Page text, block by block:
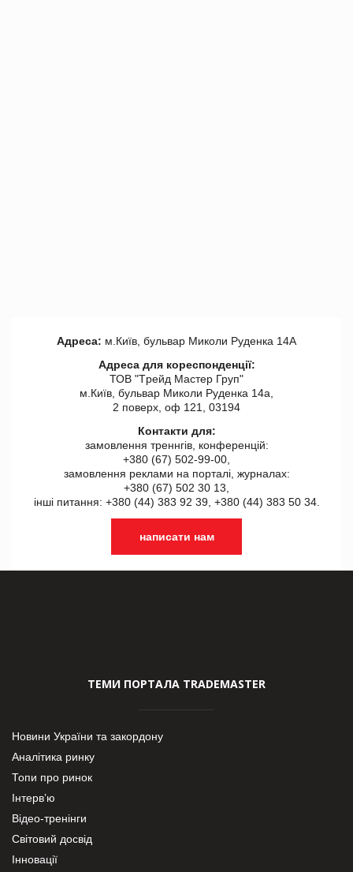
Адреса: м.Київ, бульвар Миколи Руденка 14А
Адреса для кореспонденції:
ТОВ "Tрейд Мастер Груп"
м.Київ, бульвар Миколи Руденка 14а,
2 поверх, оф 121, 03194
Контакти для:
замовлення треннгів, конференцій:
+380 (67) 502-99-00,
замовлення реклами на порталі, журналах:
+380 (67) 502 30 13,
інші питання: +380 (44) 383 92 39, +380 (44) 383 50 34.
написати нам
ТЕМИ ПОРТАЛА TRADEMASTER
Новини України та закордону
Аналітика ринку
Топи про ринок
Інтерв’ю
Відео-тренінги
Світовий досвід
Інновації